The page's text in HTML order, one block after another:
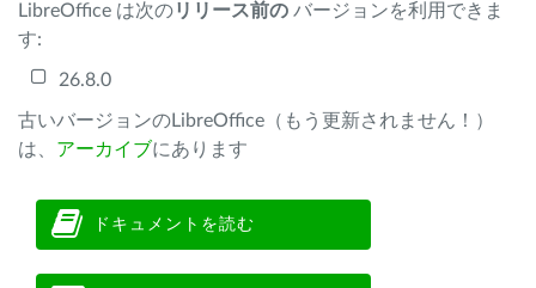
LibreOffice は次のリリース前の バージョンを利用できま
す:
26.8.0
古いバージョンのLibreOffice（もう更新されません！）
は、 アーカイブにあります
ドキュメントを読む